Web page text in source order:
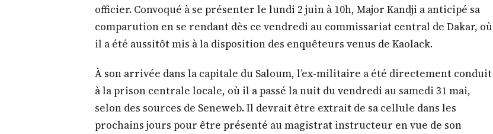
officier. Convoqué à se présenter le lundi 2 juin à 10h, Major Kandji a anticipé sa
comparution en se rendant dès ce vendredi au commissariat central de Dakar, où
il a été aussitôt mis à la disposition des enquêteurs venus de Kaolack.
À son arrivée dans la capitale du Saloum, l’ex-militaire a été directement conduit
à la prison centrale locale, où il a passé la nuit du vendredi au samedi 31 mai,
selon des sources de Seneweb. Il devrait être extrait de sa cellule dans les
prochains jours pour être présenté au magistrat instructeur en vue de son